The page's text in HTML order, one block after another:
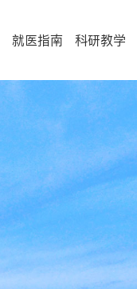
就医指南 科研教学